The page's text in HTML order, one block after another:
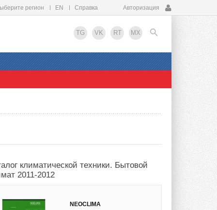
регион EN Справка Авторизация
TG VK RT MX
климатической техники. Бытовой
2011-2012
NEOCLIMA